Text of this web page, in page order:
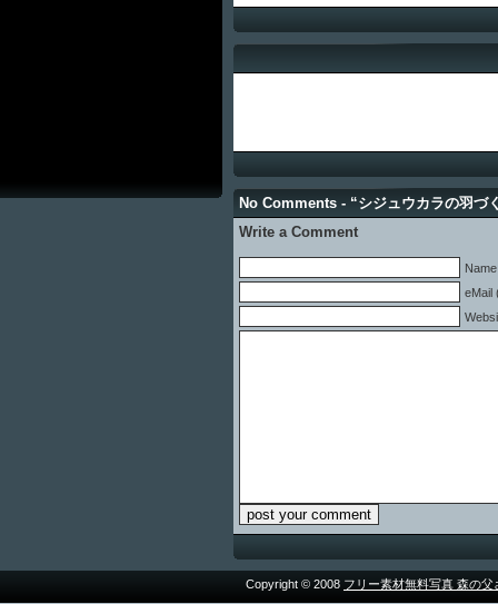
No Comments - “シジュウカラの羽づ
Write a Comment
eMail
Copyright © 2008 フリー素材無料写真 森の父